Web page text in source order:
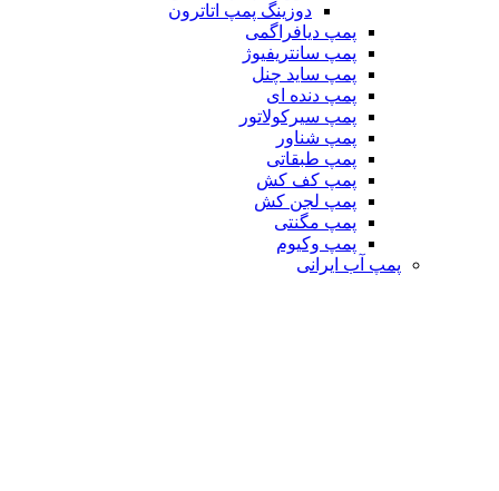
دوزینگ پمپ اتاترون
پمپ دیافراگمی
پمپ سانتریفیوژ
پمپ ساید چنل
پمپ دنده ای
پمپ سیرکولاتور
پمپ شناور
پمپ طبقاتی
پمپ کف کش
پمپ لجن کش
پمپ مگنتی
پمپ وکیوم
پمپ آب ایرانی